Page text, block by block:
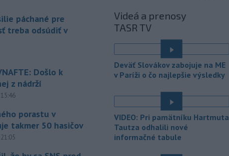
páchané pre
treba odsúdiť v
Došlo k
z nádrží
porastu v
takmer 50 hasičov
ktorý sa podarilo ukončiť
právoplatným odsúdením páchateľa v
15:21 - Piatkový požiar v
bratislavskej rafinérii Slovnaft je
pod kontrolou.Príčina jeho vzniku
TASR to potvrdil hovorca rafinérie
Anton Molnár.
15:17 - Ministerstvo kultúry (MK) SR
upraví verziu opatrenia o
Videá a prenosy
TASR TV
Deväť Slovákov zabojuje na ME
v Paríži o čo najlepšie výsledky
VIDEO: Pri pamätníku Hartmuta
Tautza odhalili nové
informačné tabule